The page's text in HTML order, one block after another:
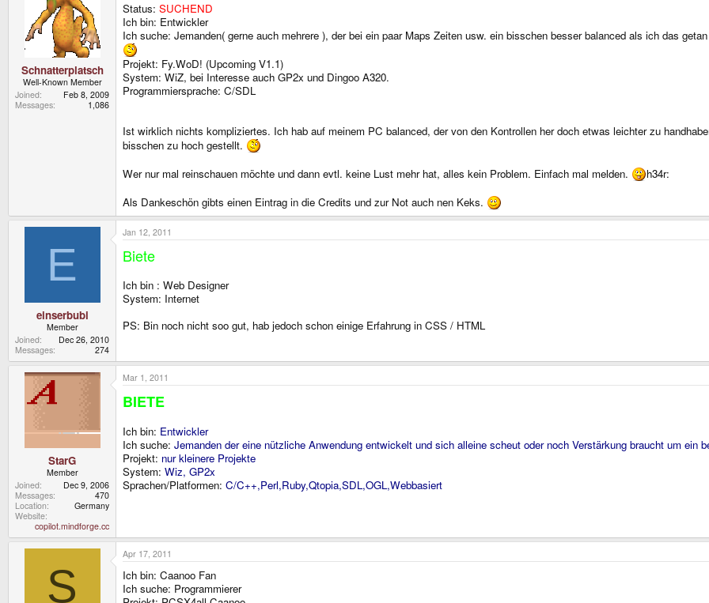
Schnatterplatsch
Well-Known Member
Joined
Feb 8, 2009
Messages
1,086
Status: SUCHEND
Ich bin: Entwickler
Ich suche: Jemanden( gerne auch mehrere ), der bei ein paar Maps Zeiten usw. ein bisschen besser balanced als ich das
Projekt: Fy.WoD! (Upcoming V1.1)
System: WiZ, bei Interesse auch GP2x und Dingoo A320.
Programmiersprache: C/SDL
Ist wirklich nichts kompliziertes. Ich hab auf meinem PC balanced, der von den Kontrollen her doch etwas leichter zu
bisschen zu hoch gestellt.
Wer nur mal reinschauen möchte und dann evtl. keine Lust mehr hat, alles kein Problem. Einfach mal melden.
h34r:
Als Dankeschön gibts einen Eintrag in die Credits und zur Not auch nen Keks.
E
einserbubi
Member
Joined
Dec 26, 2010
Messages
274
Jan 12, 2011
Biete
Ich bin : Web Designer
System: Internet
PS: Bin noch nicht soo gut, hab jedoch schon einige Erfahrung in CSS / HTML
StarG
Member
Joined
Dec 9, 2006
Messages
470
Location
Germany
Website
copilot.mindforge.cc
Mar 1, 2011
BIETE
Ich bin: Entwickler
Ich suche: Jemanden der eine nützliche Anwendung entwickelt und sich alleine scheut oder noch Verstärkung braucht um ein
Projekt: nur kleinere Projekte
System: Wiz, GP2x
Sprachen/Platformen: C/C++,Perl,Ruby,Qtopia,SDL,OGL,Webbasiert
S
Apr 17, 2011
Ich bin: Caanoo Fan
Ich suche: Programmierer